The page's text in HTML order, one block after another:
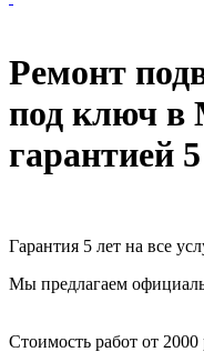
Ремонт
под ключ в
гарантией
Гарантия 5 лет на все
Мы предлагаем
Стоимость работ от 2000